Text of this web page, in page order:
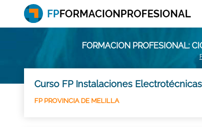
FORMACION PROFESIONAL:
Curso FP Instalaciones
FP PROVINCIA DE MELILLA